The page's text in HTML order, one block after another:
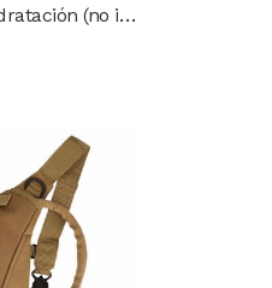
Mochila para bolsa de hidratación (no incluida)